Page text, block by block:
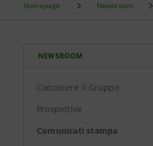
Homepage Newsroom
NEWSROOM
Conoscere il Gruppo
Prospettive
Comunicati stampa